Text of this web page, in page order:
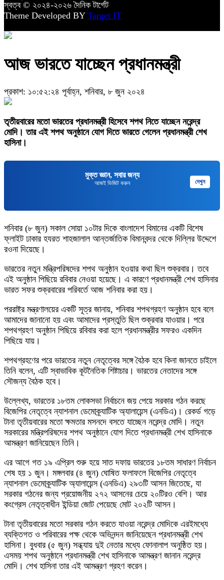
স্বত্ব © ২০২৪-২০২৬ দৈনিক টার্গেট
Theme Developed BY Target IT
আজ ভারতে যাচ্ছেন প্রধানমন্ত্রী
প্রকাশ: ১০:৫২:২৪ পূর্বাহ্ন, শনিবার, ৮ জুন ২০২৪
তৃতীয়বারের মতো ভারতের প্রধানমন্ত্রী হিসেবে শপথ নিতে যাচ্ছেন নরেন্দ্র
মোদি। তার এই শপথ অনুষ্ঠানে যোগ দিতে ভারতে গেলেন প্রধানমন্ত্রী শেখ
হাসিনা।
মুক্ত জ্ঞান, সবার জন্য
আজই ভিজিট করুন দেখুন
শনিবার (৮ জুন) সকাল সোয়া ১০টার দিকে বাংলাদেশ বিমানের একটি বিশেষ
ফ্লাইট ঢাকার হযরত শাহজালাল আন্তর্জাতিক বিমানবন্দর থেকে দিল্লির উদ্দেশে
রওনা দিয়েছে।
ভারতের নতুন মন্ত্রিপরিষদের শপথ অনুষ্ঠান হওয়ার কথা ছিল শুক্রবার। তবে
এই অনুষ্ঠান পিছিয়ে রবিবার নেওয়া হয়েছে। এ কারণে প্রধানমন্ত্রী শেখ হাসিনার
ভারত সফর শুক্রবারের পরিবর্তে আজ শনিবার করা হয়।
পররাষ্ট্র মন্ত্রণালয়ের একটি সূত্র জানায়, শনিবার শপথগ্রহণ অনুষ্ঠান হবে বলে
আমাদের জানানো হয় এবং আমাদের প্রস্তুতি ছিল শুক্রবার যাওয়ার। পরে
শপথগ্রহণ অনুষ্ঠান পিছিয়ে রবিবার করা হলে প্রধানমন্ত্রীর সফরও একদিন
পিছিয়ে যায়।
শপথগ্রহণের পরে ভারতের নতুন নেতৃত্বের সঙ্গে বৈঠক হবে কিনা জানতে চাইলে
তিনি বলেন, এটি স্বাভাবিক কূটনৈতিক শিষ্টাচার। ভারতের নেতাদের সঙ্গে
সৌজন্য বৈঠক হবে।
উল্লেখ্য, ভারতের ১৮তম লোকসভা নির্বাচনে জয় পেয়ে সরকার গঠন করছে
বিজেপির নেতৃত্বে ন্যাশনাল ডেমোক্র্যাটিক অ্যালায়েন্স (এনডিএ)। রেকর্ড গড়ে
টানা তৃতীয়বারের মতো ক্ষমতার মসনদে বসতে যাচ্ছেন নরেন্দ্র মোদি। নতুন
সরকারের মন্ত্রিপরিষদের শপথ অনুষ্ঠানে যোগ দিতে প্রধানমন্ত্রী শেখ হাসিনাকে
আমন্ত্রণ জানিয়েছেন তিনি।
এর আগে গত ১৯ এপ্রিল শুরু হয়ে সাত দফায় ভারতের ১৮তম সাধারণ নির্বাচন
শেষ হয় ১ জুন। মঙ্গলবার (৪ জুন) ঘোষিত ফলাফলে বিজেপির নেতৃত্বে
ন্যাশনাল ডেমোক্র্যাটিক অ্যালায়েন্স (এনডিএ) ২৯৩টি আসন জিতেছে, যা
সরকার গঠনের জন্য প্রয়োজনীয় ২৭২ আসনের চেয়ে ২০টিরও বেশি। আর
কংগ্রেস নেতৃত্বাধীন ইন্ডিয়া জোট পেয়েছে মোট ২০২টি আসন।
টানা তৃতীয়বারের মতো সরকার গঠন করতে যাওয়া নরেন্দ্র মোদিকে এরইমধ্যে
ব্যক্তিগত ও পরিবারের পক্ষ থেকে অভিনন্দন জানিয়েছেন প্রধানমন্ত্রী শেখ
হাসিনা। বুধবার (৫ জুন) সন্ধ্যায় দুই নেতার মধ্যে ফোনালাপ অনুষ্ঠিত হয়।
এসময় শপথ অনুষ্ঠানে প্রধানমন্ত্রী শেখ হাসিনাকে আমন্ত্রণ জানান নরেন্দ্র
মোদি। শেখ হাসিনা তার এই আমন্ত্রণ গ্রহণ করেন।